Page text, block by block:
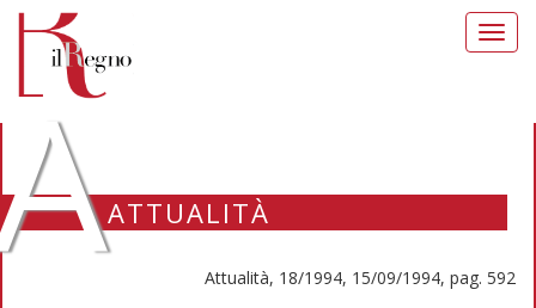
ATTUALITÀ
Attualità, 18/1994, 15/09/1994, pag. 592